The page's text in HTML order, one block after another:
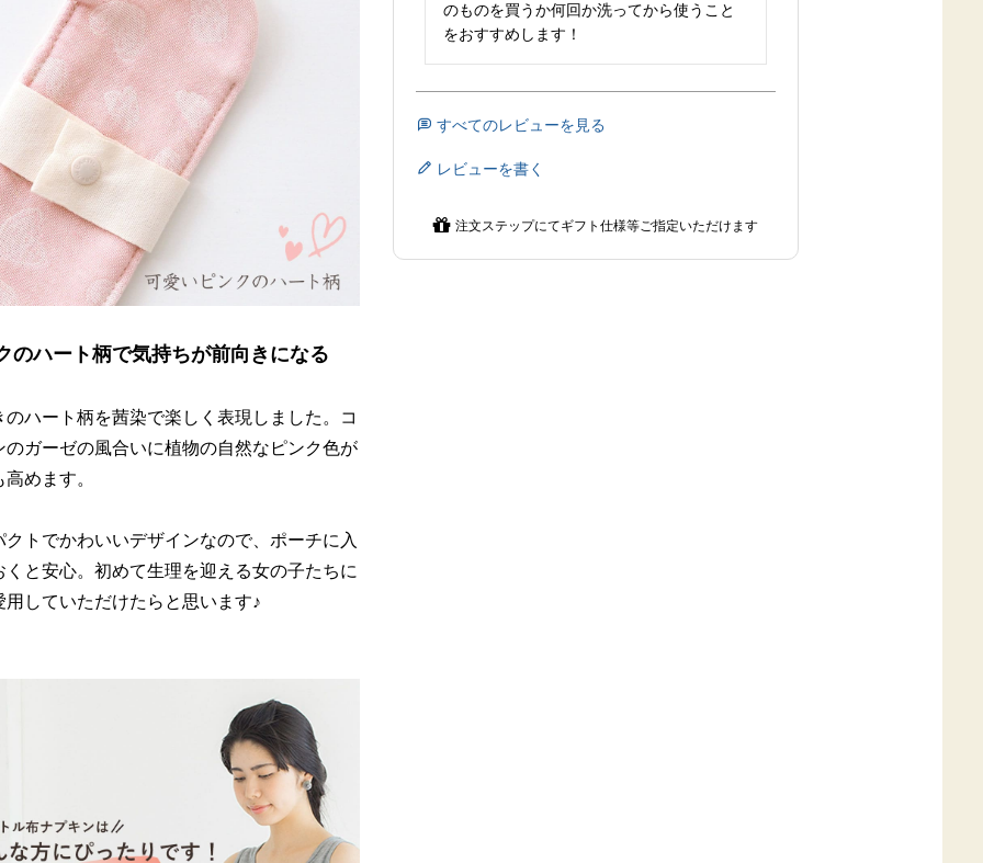
のハート柄で気持ちが前向きになる
のハート柄を茜染で楽しく表現しました。コ
のガーゼの風合いに植物の自然なピンク色が
めます。
クトでかわいいデザインなので、ポーチに入
くと安心。初めて生理を迎える女の子たちに
用していただけたらと思います♪
のものを買うか何回か洗ってから使うこと
をおすすめします！
すべてのレビューを見る
レビューを書く
注文ステップにてギフト仕様等ご指定いただけます